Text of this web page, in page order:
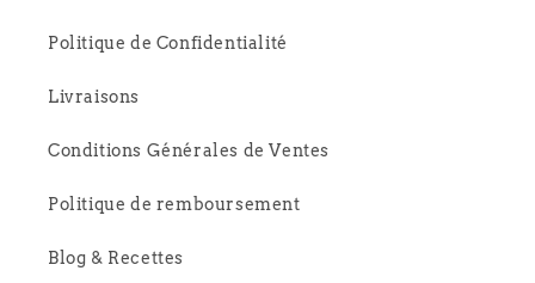
Politique de Confidentialité
Livraisons
Conditions Générales de Ventes
Politique de remboursement
Blog & Recettes